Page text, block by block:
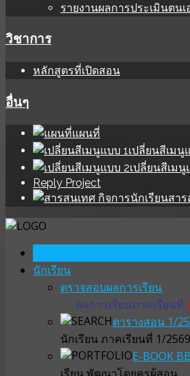
รายงานผลการประเมินตน
วิชาการ
หลักสูตรที่เปิดสอน
อื่นๆ
แผนที่
เปลี่ยนสีเมนู
เปลี่ยนสีเมนู
Reply Project
สา
นักเรียน
ตรวจสอบผลการเรียน
ผลการเรียนภาคเรียนที่
ตารางสอน 1/
นักเรียน ภาคเรียนที่ 1/2569
E-BOOK